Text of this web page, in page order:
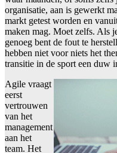
organisatie, aan is gewerkt
markt getest worden en
maken mag. Moet zelfs. Als
genoeg bent de fout te
hebben niet voor niets het
transitie in de sport een duw
Agile vraagt
eerst
vertrouwen
van het
management
aan het
team. Het